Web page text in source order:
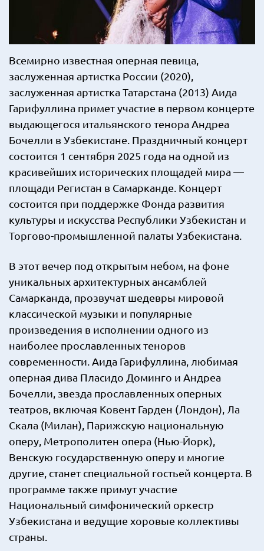
Всемирно известная оперная певица,
заслуженная артистка России (2020),
заслуженная артистка Татарстана (2013) Аида
Гарифуллина примет участие в первом концерте
выдающегося итальянского тенора Андреа
Бочелли в Узбекистане. Праздничный концерт
состоится 1 сентября 2025 года на одной из
красивейших исторических площадей мира —
площади Регистан в Самарканде. Концерт
состоится при поддержке Фонда развития
культуры и искусства Республики Узбекистан и
Торгово-промышленной палаты Узбекистана.
В этот вечер под открытым небом, на фоне
уникальных архитектурных ансамблей
Самарканда, прозвучат шедевры мировой
классической музыки и популярные
произведения в исполнении одного из
наиболее прославленных теноров
современности. Аида Гарифуллина, любимая
оперная дива Пласидо Доминго и Андреа
Бочелли, звезда прославленных оперных
театров, включая Ковент Гарден (Лондон), Ла
Скала (Милан), Парижскую национальную
оперу, Метрополитен опера (Нью-Йорк),
Венскую государственную оперу и многие
другие, станет специальной гостьей концерта. В
программе также примут участие
Национальный симфонический оркестр
Узбекистана и ведущие хоровые коллективы
страны.